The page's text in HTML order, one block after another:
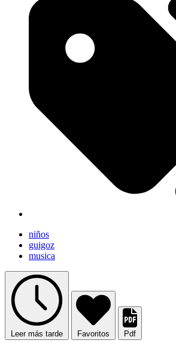
niños
guigoz
musica
Leer más tarde Favoritos Pdf